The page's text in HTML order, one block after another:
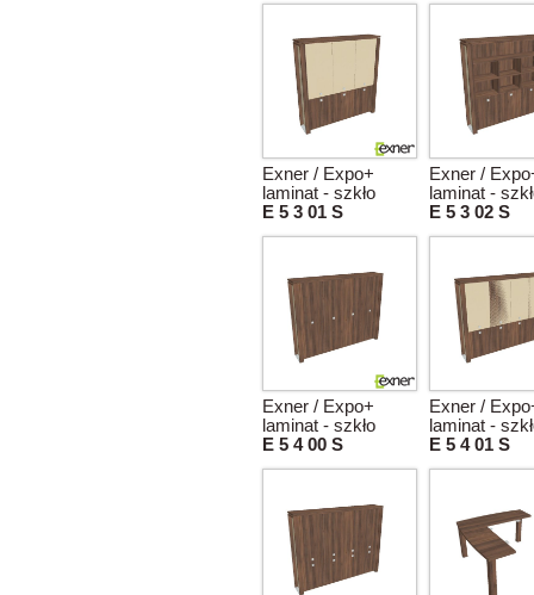
Exner / Expo+
laminat - szkło
E 5 3 01 S
Exner /
laminat -
E 5 3 02 S
Exner / Expo+
laminat - szkło
E 5 4 00 S
Exner /
laminat -
E 5 4 01 S